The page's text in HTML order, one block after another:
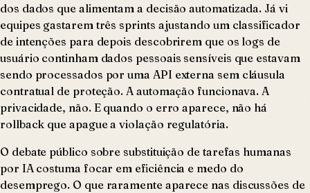
dos dados que alimentam a decisão automatizada. Já vi
equipes gastarem três sprints ajustando um classificador
de intenções para depois descobrirem que os logs de
usuário continham dados pessoais sensíveis que estavam
sendo processados por uma API externa sem cláusula
contratual de proteção. A automação funcionava. A
privacidade, não. E quando o erro aparece, não há
rollback que apague a violação regulatória.
O debate público sobre substituição de tarefas humanas
por IA costuma focar em eficiência e medo do
desemprego. O que raramente aparece nas discussões de